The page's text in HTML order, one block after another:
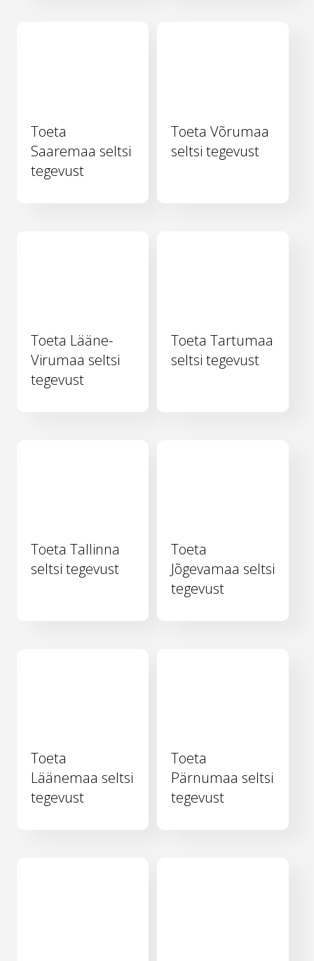
Toeta
Saaremaa seltsi
tegevust
Toeta Võrumaa
seltsi tegevust
Toeta Lääne-
Virumaa seltsi
tegevust
Toeta Tartumaa
seltsi tegevust
Toeta Tallinna
seltsi tegevust
Toeta
Jõgevamaa seltsi
tegevust
Toeta
Läänemaa seltsi
tegevust
Toeta
Pärnumaa seltsi
tegevust